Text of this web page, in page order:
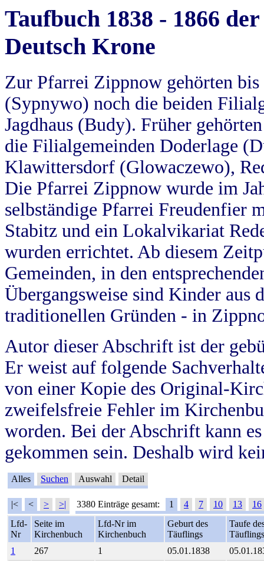
Taufbuch 1838 - 1866
Deutsch Krone
Zur Pfarrei Zippnow gehörten
(Sypnywo) noch die beiden
Jagdhaus (Budy). Früher
die Filialgemeinden Doderlage
Klawittersdorf (Glowaczewo),
Die Pfarrei Zippnow wurde im
selbständige Pfarrei Freudenfier
Stabitz und ein Lokalvikariat
wurden errichtet. Ab diesem
Gemeinden, in den
Übergangsweise sind Kinder aus
traditionellen Gründen - in
Autor dieser Abschrift ist der
Er weist auf folgende
von einer Kopie des Original-
zweifelsfreie Fehler im
worden. Bei der Abschrift kann
gekommen sein. Deshalb wird
Alles Suchen Auswahl Detail
|< < > >| 3380 Einträge gesamt: 1 4 7 10 13
16
Lfd-
Nr
Seite im
Kirchenbuch
Lfd-Nr im
Kirchenbuch
Geburt des
Täuflings
Taufe
Täuflings
1
267 1 05.01.1838